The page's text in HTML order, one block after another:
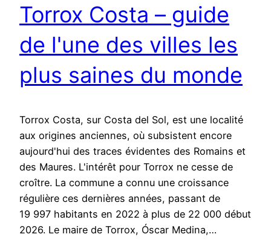
Torrox Costa – guide
de l'une des villes les
plus saines du monde
Torrox Costa, sur Costa del Sol, est une localité
aux origines anciennes, où subsistent encore
aujourd'hui des traces évidentes des Romains et
des Maures. L'intérêt pour Torrox ne cesse de
croître. La commune a connu une croissance
régulière ces dernières années, passant de
19 997 habitants en 2022 à plus de 22 000 début
2026. Le maire de Torrox, Óscar Medina,…